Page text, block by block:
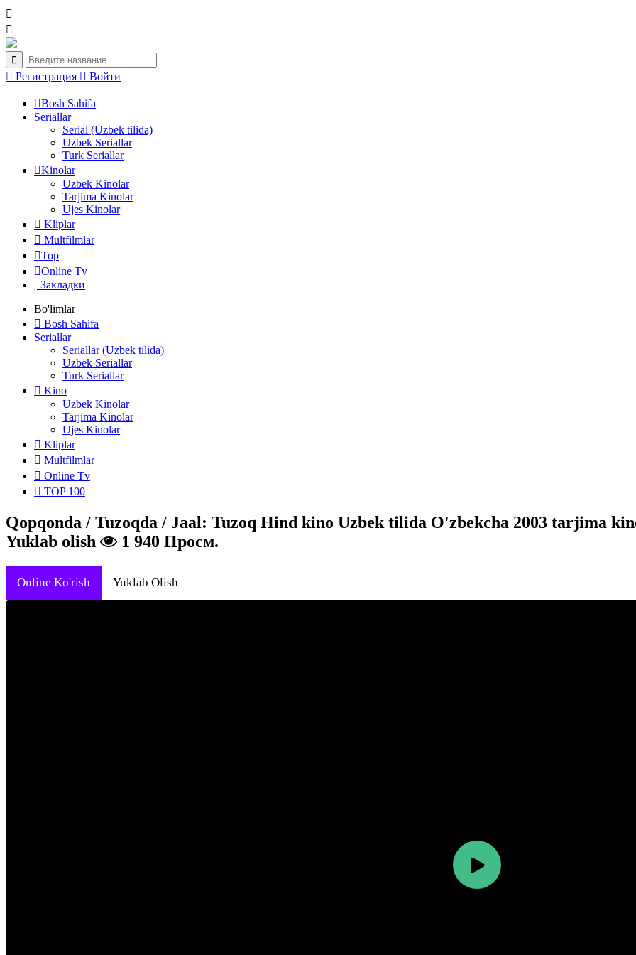
Регистрация Войти
Bosh Sahifa
Seriallar
Serial (Uzbek tilida)
Uzbek Seriallar
Turk Seriallar
Kinolar
Uzbek Kinolar
Tarjima Kinolar
Ujes Kinolar
Kliplar
Multfilmlar
Top
Online Tv
Закладки
Bo'limlar
Bosh Sahifa
Seriallar
Seriallar (Uzbek tilida)
Uzbek Seriallar
Turk Seriallar
Kino
Uzbek Kinolar
Tarjima Kinolar
Ujes Kinolar
Kliplar
Multfilmlar
Online Tv
TOP 100
Qopqonda / Tuzoqda / Jaal: Tuzoq Hind kino Uzbek tilida O'zbekcha 2003 tarjima
Yuklab olish
1 940 Просм.
Online Ko'rish Yuklab Olish